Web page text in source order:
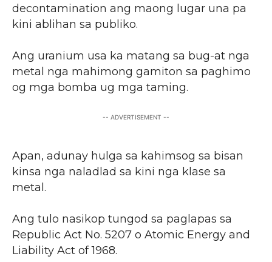
decontamination ang maong lugar una pa
kini ablihan sa publiko.
Ang uranium usa ka matang sa bug-at nga
metal nga mahimong gamiton sa paghimo
og mga bomba ug mga taming.
-- ADVERTISEMENT --
Apan, adunay hulga sa kahimsog sa bisan
kinsa nga naladlad sa kini nga klase sa
metal.
Ang tulo nasikop tungod sa paglapas sa
Republic Act No. 5207 o Atomic Energy and
Liability Act of 1968.